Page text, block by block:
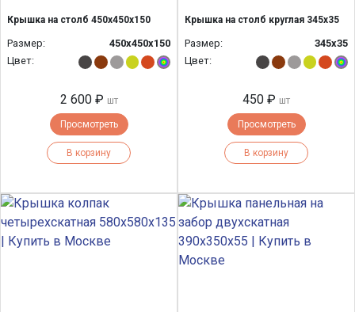
Крышка на столб 450х450х150
Размер:
450х450х150
Цвет:
2 600 ₽ шт
Просмотреть
В корзину
Крышка на столб круглая 345х35
Размер:
345х35
Цвет:
450 ₽ шт
Просмотреть
В корзину